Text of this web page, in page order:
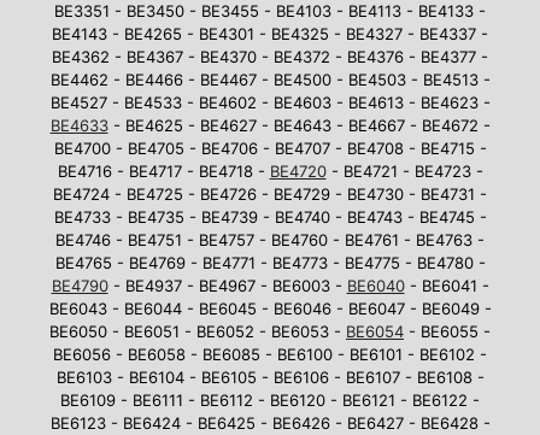
BE3351 - BE3450 - BE3455 - BE4103 - BE4113 - BE4133 -
BE4143 - BE4265 - BE4301 - BE4325 - BE4327 - BE4337 -
BE4362 - BE4367 - BE4370 - BE4372 - BE4376 - BE4377 -
BE4462 - BE4466 - BE4467 - BE4500 - BE4503 - BE4513 -
BE4527 - BE4533 - BE4602 - BE4603 - BE4613 - BE4623 -
BE4633- BE4625 - BE4627 - BE4643 - BE4667 - BE4672 -
BE4700 - BE4705 - BE4706 - BE4707 - BE4708 - BE4715 -
BE4716 - BE4717 - BE4718 - BE4720- BE4721 - BE4723 -
BE4724 - BE4725 - BE4726 - BE4729 - BE4730 - BE4731 -
BE4733 - BE4735 - BE4739 - BE4740 - BE4743 - BE4745 -
BE4746 - BE4751 - BE4757 - BE4760 - BE4761 - BE4763 -
BE4765 - BE4769 - BE4771 - BE4773 - BE4775 - BE4780 -
BE4790- BE4937 - BE4967 - BE6003 - BE6040- BE6041 -
BE6043 - BE6044 - BE6045 - BE6046 - BE6047 - BE6049 -
BE6050 - BE6051 - BE6052 - BE6053 - BE6054 - BE6055 -
BE6056 - BE6058 - BE6085 - BE6100 - BE6101 - BE6102 -
BE6103 - BE6104 - BE6105 - BE6106 - BE6107 - BE6108 -
BE6109 - BE6111 - BE6112 - BE6120 - BE6121 - BE6122 -
BE6123 - BE6424 - BE6425 - BE6426 - BE6427 - BE6428 -